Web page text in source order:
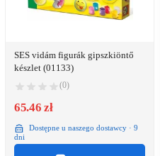
SES vidám figurák gipszkiöntő
készlet (01133)
(0)
65.46 zł
Dostępne u naszego dostawcy · 9
dni